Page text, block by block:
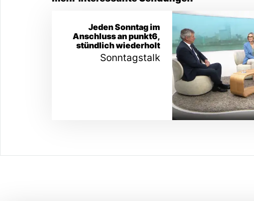
Sonntagstalk
Jeden Sonntag im
Anschluss an punkt6,
stündlich wiederholt